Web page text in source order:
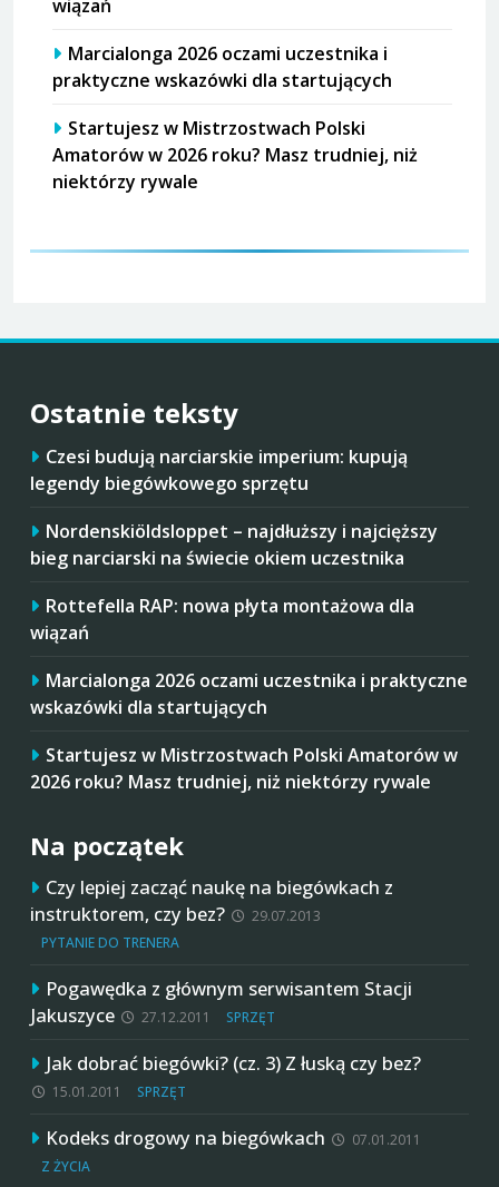
wiązań
Marcialonga 2026 oczami uczestnika i
praktyczne wskazówki dla startujących
Startujesz w Mistrzostwach Polski
Amatorów w 2026 roku? Masz trudniej, niż
niektórzy rywale
Ostatnie teksty
Czesi budują narciarskie imperium: kupują
legendy biegówkowego sprzętu
Nordenskiöldsloppet – najdłuższy i najcięższy
bieg narciarski na świecie okiem uczestnika
Rottefella RAP: nowa płyta montażowa dla
wiązań
Marcialonga 2026 oczami uczestnika i praktyczne
wskazówki dla startujących
Startujesz w Mistrzostwach Polski Amatorów w
2026 roku? Masz trudniej, niż niektórzy rywale
Na początek
Czy lepiej zacząć naukę na biegówkach z
instruktorem, czy bez?
29.07.2013
PYTANIE DO TRENERA
Pogawędka z głównym serwisantem Stacji
Jakuszyce
27.12.2011 SPRZĘT
Jak dobrać biegówki? (cz. 3) Z łuską czy bez?
15.01.2011 SPRZĘT
Kodeks drogowy na biegówkach
07.01.2011
Z ŻYCIA